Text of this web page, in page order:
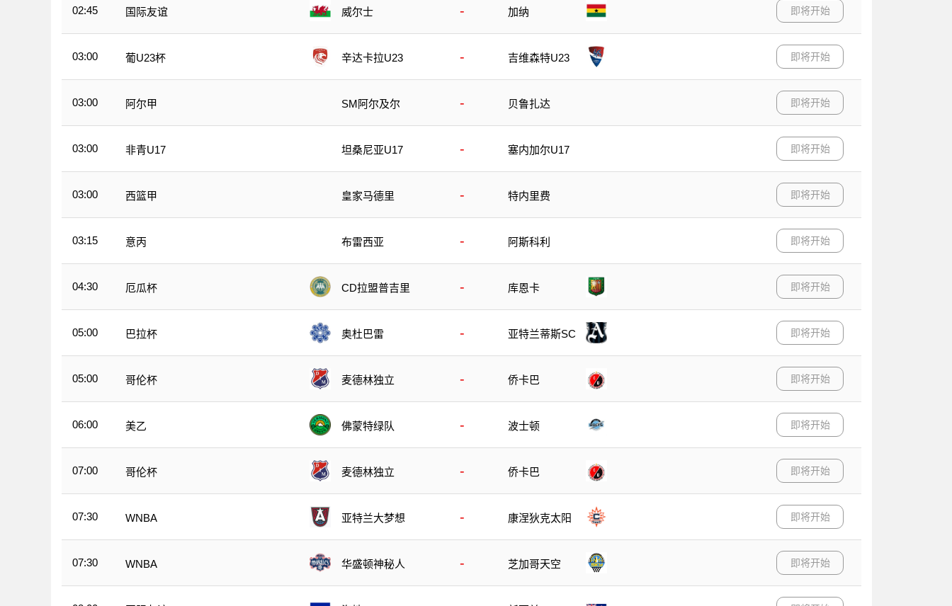
02:45 国际友谊 威尔士 - 加纳 即将开始
03:00 葡U23杯 辛达卡拉U23 - 吉维森特U23 即将开始
03:00 阿尔甲 SM阿尔及尔 - 贝鲁扎达 即将开始
03:00 非青U17 坦桑尼亚U17 - 塞内加尔U17 即将开始
03:00 西篮甲 皇家马德里 - 特内里费 即将开始
03:15 意丙 布雷西亚 - 阿斯科利 即将开始
04:30 厄瓜杯 CD拉盟普吉里 - 库恩卡 即将开始
05:00 巴拉杯 奥杜巴雷 - 亚特兰蒂斯SC 即将开始
05:00 哥伦杯 麦德林独立 - 侨卡巴 即将开始
06:00 美乙 佛蒙特绿队 - 波士顿 即将开始
07:00 哥伦杯 麦德林独立 - 侨卡巴 即将开始
07:30 WNBA 亚特兰大梦想 - 康涅狄克太阳 即将开始
07:30 WNBA 华盛顿神秘人 - 芝加哥天空 即将开始